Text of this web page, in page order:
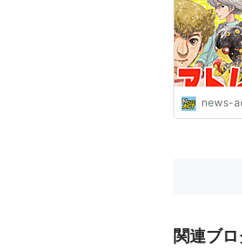
い踏み！
news-
関連ブ